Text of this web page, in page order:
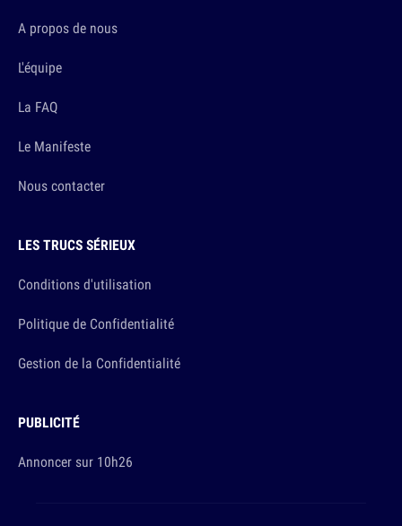
A propos de nous
L'équipe
La FAQ
Le Manifeste
Nous contacter
LES TRUCS SÉRIEUX
Conditions d'utilisation
Politique de Confidentialité
Gestion de la Confidentialité
PUBLICITÉ
Annoncer sur 10h26